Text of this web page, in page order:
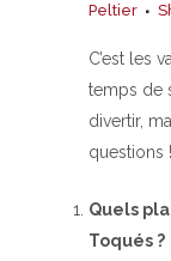
Peltier
C’est les
temps de
divertir,
questions !
Quels
Toqués ?